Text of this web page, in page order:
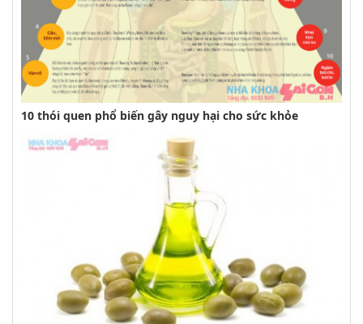
10 thói quen phổ biến gây nguy hại cho sức khỏe